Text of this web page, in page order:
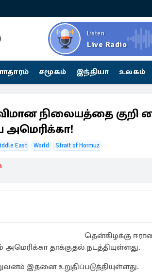
Listen
Live Radio
சமூகம் இந்தியா உலகம்
நிலையத்தை குறி
அமெரிக்கா!
East World Strait of Hormuz
தென்கிழக்கு
தாக்குதல் நடத்தியுள்ளது.
இதனை உறுதிப்படுத்தியுள்ளது.